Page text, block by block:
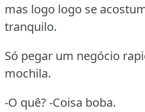
mas logo logo se
tranquilo.
Só pegar um negócio
mochila.
-O quê? -Coisa boba.